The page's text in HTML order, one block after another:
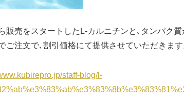
販売をスタートしたL-カルニチンと､タンパク
ご注文で､割引価格にて提供させていただきます
staff-blog/l-